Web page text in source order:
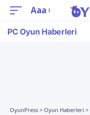
Aaa
PC Oyun Haberleri
OyunPress > Oyun Haberleri >